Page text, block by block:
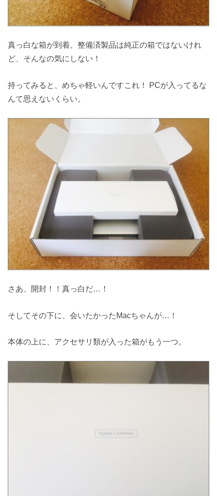
真っ白な箱が到着。整備済製品は純正の箱ではないけれ
ど、そんなの気にしない！
持ってみると、めちゃ軽いんですこれ！ PCが入ってるな
んて思えないくらい。
さあ、開封！！真っ白だ…！
そしてその下に、会いたかったMacちゃんが…！
本体の上に、アクセサリ類が入った箱がもう一つ。